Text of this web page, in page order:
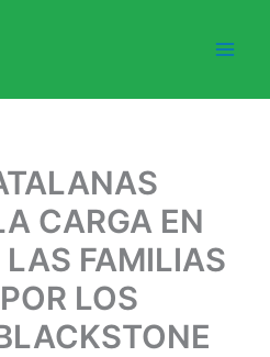
CARGA EN
LAS FAMILIAS
LOS